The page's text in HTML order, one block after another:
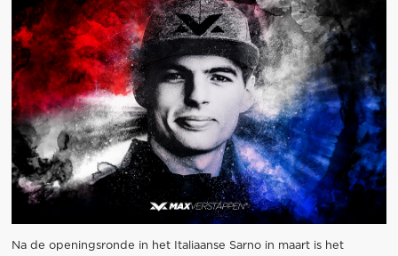
Na de openingsronde in het Italiaanse Sarno in maart is het